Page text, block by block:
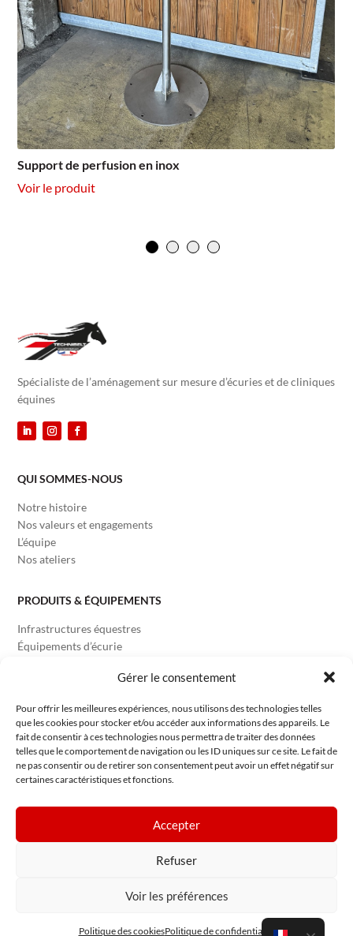
Gérer le consentement
Pour offrir les meilleures expériences, nous utilisons des technologies telles
que les cookies pour stocker et/ou accéder aux informations des appareils. Le
fait de consentir à ces technologies nous permettra de traiter des données
telles que le comportement de navigation ou les ID uniques sur ce site. Le fait de
ne pas consentir ou de retirer son consentement peut avoir un effet négatif sur
certaines caractéristiques et fonctions.
Accepter
Refuser
Voir les préférences
Politique des cookiesPolitique de confidentialité
Support de perfusion en inox
Voir le produit
Spécialiste de l’aménagement sur mesure d’écuries et de cliniques
équines
QUI SOMMES-NOUS
Notre histoire
Nos valeurs et engagements
L’équipe
Nos ateliers
PRODUITS & ÉQUIPEMENTS
Infrastructures équestres
Équipements d’écurie
Équipements Vétérinaires
INFORMATIONS
Mentions légales
Conditions Générales d’Utilisation
est une marque déposée par TECHNIBELT S.A.S.